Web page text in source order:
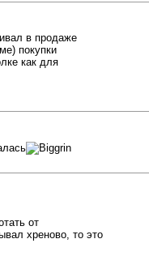
в продаже
покупки
как для
от
хреново, то это